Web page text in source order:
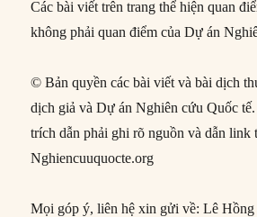
Các bài viết trên trang thể hiện quan
không phải quan điểm của Dự án
© Bản quyền các bài viết và bài dịch
dịch giả và Dự án Nghiên cứu Quốc
trích dẫn phải ghi rõ nguồn và dẫn link
Nghiencuuquocte.org
Mọi góp ý, liên hệ xin gửi về: Lê Hồng